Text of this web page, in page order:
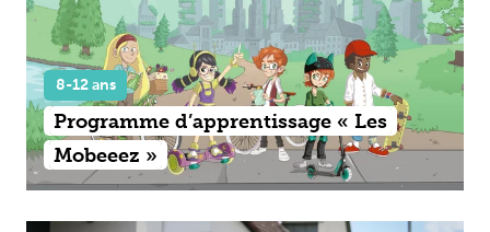
8-12 ans
Programme d’apprentissage « Les
Mobeeez »